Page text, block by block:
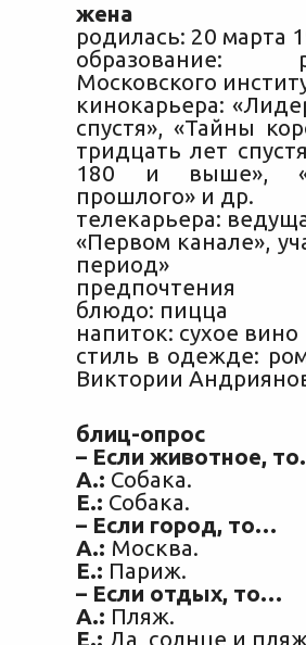
жена
родилась: 20 марта
образование:
Московского
кинокарьера:
спустя», «Тайны
тридцать лет
180 и выше»,
прошлого» и др.
телекарьера:
«Первом канале»,
период»
предпочтения
блюдо: пицца
напиток: сухое вино
стиль в одежде:
Виктории
блиц-опрос
– Если животное,
А.: Собака.
Е.: Собака.
– Если город, то…
А.: Москва.
Е.: Париж.
– Если отдых, то…
А.: Пляж.
Е.: Да, солнце и